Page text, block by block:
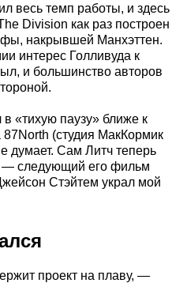
весь темп работы, и здесь
Division как раз построен
накрывшей Манхэттен.
интерес Голливуда к
и большинство авторов
«тихую паузу» ближе к
(студия МакКормик
думает. Сам Литч теперь
— следующий его фильм
Стэйтем украл мой
проект на плаву, —